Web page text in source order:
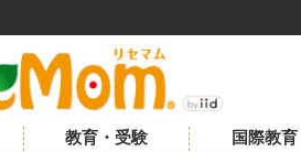
教育・受験 国際教育